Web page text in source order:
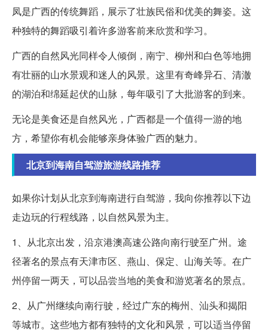
凤是广西的传统舞蹈，展示了壮族民俗和优美的舞姿。这
种独特的舞蹈吸引着许多游客前来欣赏和学习。
广西的自然风光同样令人倾倒，南宁、柳州和白色等地拥
有壮丽的山水景观和迷人的风景。这里有奇峰异石、清澈
的湖泊和绵延起伏的山脉，每年吸引了大批游客的到来。
无论是美食还是自然风光，广西都是一个值得一游的地
方，希望你有机会能够亲身体验广西的魅力。
北京到海南自驾游旅游线路推荐
如果你计划从北京到海南进行自驾游，我向你推荐以下边
走边玩的行程线路，以自然风景为主。
1、从北京出发，沿京港澳高速公路向南行驶至广州。途
径著名的景点有天津市区、燕山、保定、山海关等。在广
州停留一两天，可以品尝当地的美食和游览著名的景点。
2、从广州继续向南行驶，经过广东的梅州、汕头和揭阳
等城市。这些地方都有独特的文化和风景，可以适当停留